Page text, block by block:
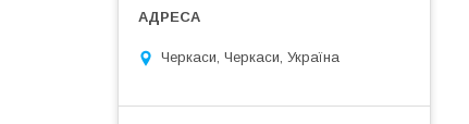
Черкаси, Черкаси, Україна